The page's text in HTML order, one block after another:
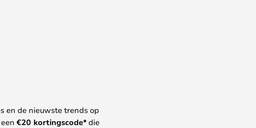
en de nieuwste trends op
€20 kortingscode*die